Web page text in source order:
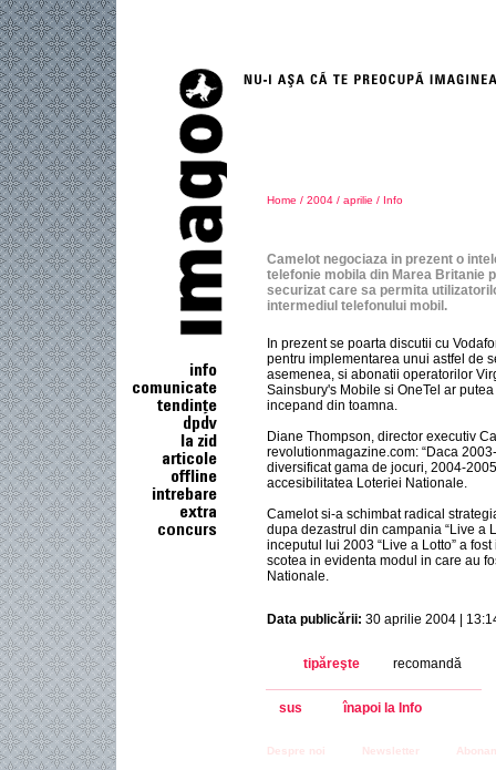
Home / 2004 / aprilie / Info
Camelot negociaza in prezent o
telefonie mobila din Marea Britanie
securizat care sa permita
intermediul telefonului mobil.
In prezent se poarta discutii cu
pentru implementarea unui astfel de
asemenea, si abonatii operatorilor
Sainsbury's Mobile si OneTel ar
incepand din toamna.
Diane Thompson, director executiv
revolutionmagazine.com: “Daca
diversificat gama de jocuri, 2004-
accesibilitatea Loteriei Nationale.
Camelot si-a schimbat radical
dupa dezastrul din campania “Live a
inceputul lui 2003 “Live a Lotto” a
scotea in evidenta modul in care au
Nationale.
Data publicării: 30 aprilie 2004 |
tipăreşte recomandă
sus înapoi la Info
Despre noi Newsletter